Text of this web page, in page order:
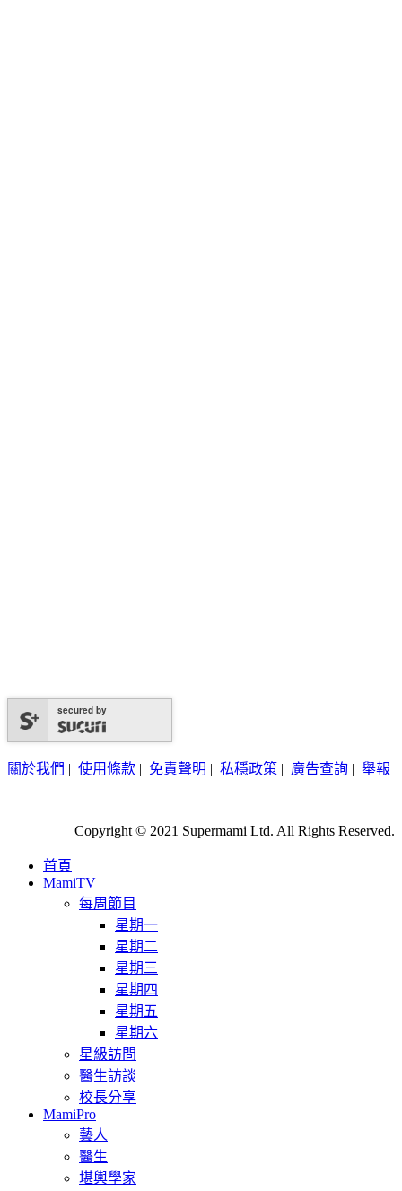
secured by
關於我們 | 使用條款 | 免責聲明 | 私穩政策 | 廣告查詢 | 舉報
Copyright © 2021 Supermami Ltd. All Rights Reserved.
首頁
MamiTV
每周節目
星期一
星期二
星期三
星期四
星期五
星期六
星級訪問
醫生訪談
校長分享
MamiPro
藝人
醫生
堪輿學家